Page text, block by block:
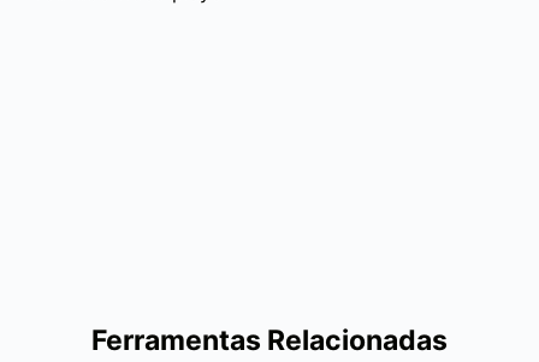
Ferramentas Relacionadas